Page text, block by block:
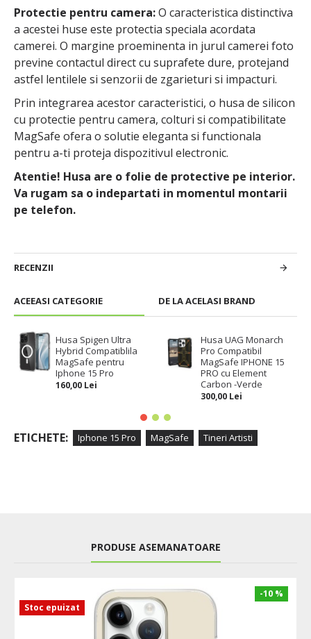
ACEEASI CATEGORIE DE LA ACELASI BRAND
Husa Spigen Ultra
Hybrid Compatiblila
MagSafe pentru
Iphone 15 Pro
160,00 Lei
Husa UAG Monarch
Pro Compatibil
MagSafe IPHONE 15
PRO cu Element
Carbon -Verde
300,00 Lei
Protectie pentru camera:O caracteristica distinctiva
a acestei huse este protectia speciala acordata
camerei. O margine proeminenta in jurul camerei foto
previne contactul direct cu suprafete dure, protejand
astfel lentilele si senzorii de zgarieturi si impacturi.
Prin integrarea acestor caracteristici, o husa de silicon
cu protectie pentru camera, colturi si compatibilitate
MagSafe ofera o solutie eleganta si functionala
pentru a-ti proteja dispozitivul electronic.
Atentie! Husa are o folie de protective pe interior.
Va rugam sa o indepartati in momentul montarii
pe telefon.
RECENZII
ETICHETE: Iphone 15 Pro MagSafe Tineri Artisti
PRODUSE ASEMANATOARE
-10 %
Stoc epuizat